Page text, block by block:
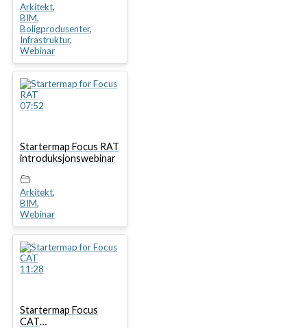
Arkitekt,
BIM,
Boligprodusenter,
Infrastruktur,
Webinar
07:52
Startermap Focus RAT
introduksjonswebinar
Arkitekt,
BIM,
Webinar
11:28
Startermap Focus
CAT